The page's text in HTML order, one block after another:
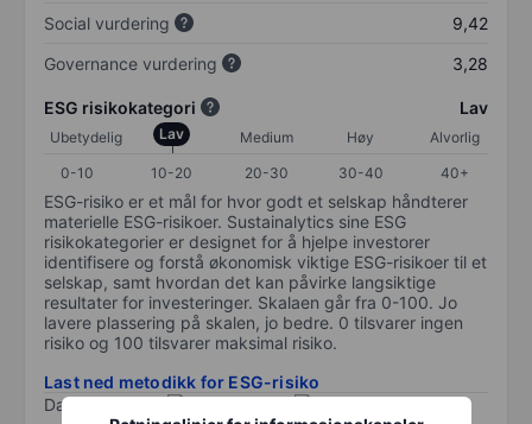
Social vurdering
9,42
Governance vurdering
3,28
ESG risikokategori Lav
Ubetydelig Lav Medium Høy
Alvorlig
0-10
10-20 20-30 30-40 40+
ESG-risiko er et mål for hvor godt et selskap håndterer
materielle ESG-risikoer. Sustainalytics sine ESG
risikokategorier er designet for å hjelpe investorer
identifisere og forstå økonomisk viktige ESG-risikoer til et
selskap, samt hvordan det kan påvirke langsiktige
resultater for investeringer. Skalaen går fra 0-100. Jo
lavere plassering på skalen, jo bedre. 0 tilsvarer ingen
risiko og 100 tilsvarer maksimal risiko.
Last ned metodikk for ESG-risiko
Data levert av